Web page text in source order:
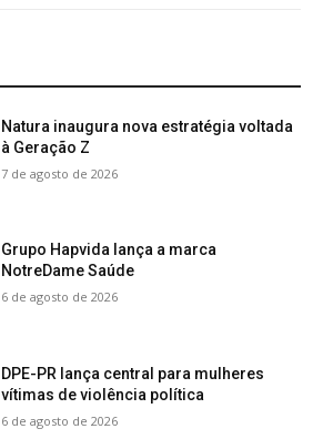
Natura inaugura nova estratégia voltada
à Geração Z
7 de agosto de 2026
Grupo Hapvida lança a marca
NotreDame Saúde
6 de agosto de 2026
DPE-PR lança central para mulheres
vítimas de violência política
6 de agosto de 2026